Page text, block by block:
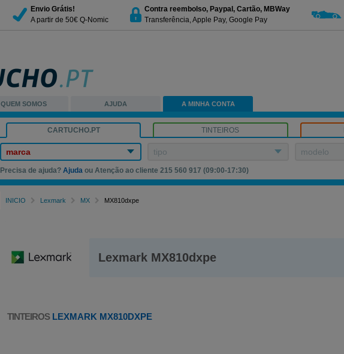
Envio Grátis!
A partir de 50€ Q-Nomic
Contra reembolso, Paypal, Cartão, MBWay
Transferência, Apple Pay, Google Pay
QUEM SOMOS AJUDA A MINHA CONTA
CARTUCHO.PT TINTEIROS
marca tipo modelo
Precisa de ajuda?Ajuda ou Atenção ao cliente 215 560 917 (09:00-17:30)
INICIO Lexmark MX MX810dxpe
Lexmark MX810dxpe
TINTEIROS LEXMARK MX810DXPE